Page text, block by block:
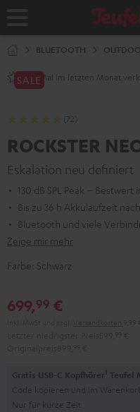
Startseite
BLUETOOTH
250+Mal im letzten Monat
SALE
(72)
ROCKSTER
Eskalation neu definiert
130 dB SPL Peak – Bestwert
Bis zu 36 h Akkulaufzeit
Bluetooth und viele
Zeige mir mehr
Farbe: Schwarz
699,99 €
Gratis USB-C Kopfhörer1 Teufel
Code kopieren und im
Nur für kurze Zeit